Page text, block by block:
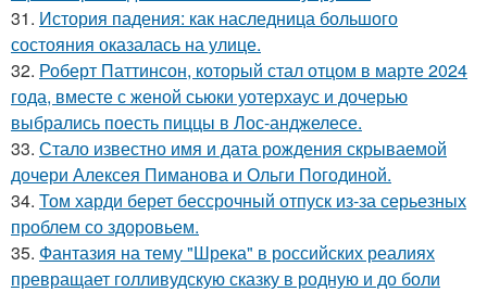
31. История падения: как наследница большого
состояния оказалась на улице.
32. Роберт Паттинсон, который стал отцом в марте 2024
года, вместе с женой сьюки уотерхаус и дочерью
выбрались поесть пиццы в Лос-анджелесе.
33. Стало известно имя и дата рождения скрываемой
дочери Алексея Пиманова и Ольги Погодиной.
34. Том харди берет бессрочный отпуск из-за серьезных
проблем со здоровьем.
35. Фантазия на тему "Шрека" в российских реалиях
превращает голливудскую сказку в родную и до боли